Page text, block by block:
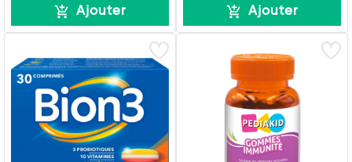
Ajouter Ajouter